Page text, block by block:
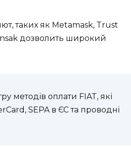
таких як Metamask, Trust
дозволить широкий
методів оплати FIAT, які
SEPA в ЄС та проводні